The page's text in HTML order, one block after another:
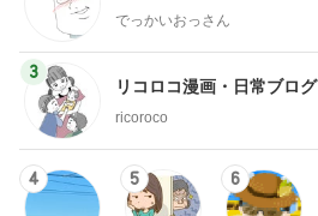
でっかいおっさん
3
リコロコ漫画・日常ブログ
ricoroco
4 5 6